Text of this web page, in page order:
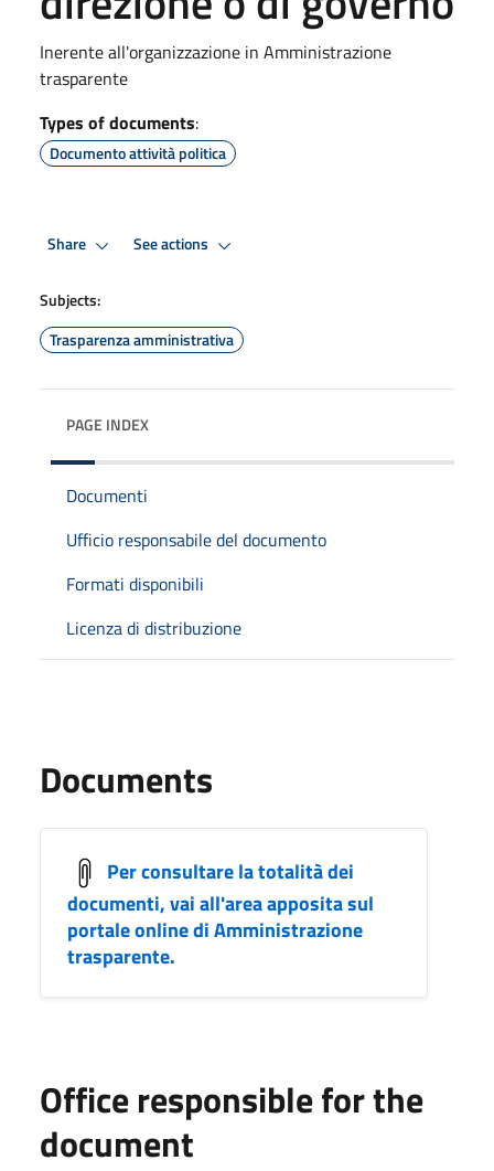
Inerente all'organizzazione in Amministrazione
trasparente
Types of documents:
Documento attività politica
Share See actions
Subjects:
Trasparenza amministrativa
PAGE INDEX
Documenti
Ufficio responsabile del documento
Formati disponibili
Licenza di distribuzione
Documents
Per consultare la totalità dei
documenti, vai all'area apposita sul
portale online di Amministrazione
trasparente.
Office responsible for the
document